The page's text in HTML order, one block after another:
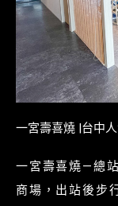
一宮壽喜燒 |台中
品、明治冰淇淋吃
一宮壽喜燒—總
商場，出站後步